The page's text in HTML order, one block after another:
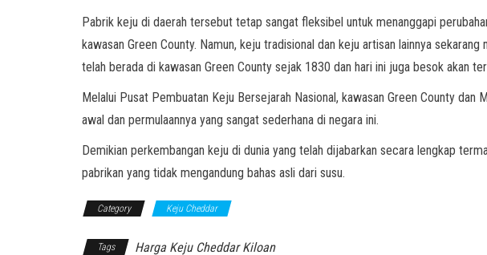
Pabrik keju di daerah tersebut tetap sangat fleksibel untuk menanggapi
kawasan Green County. Namun, keju tradisional dan keju artisan lainnya
telah berada di kawasan Green County sejak 1830 dan hari ini juga besok akan
Melalui Pusat Pembuatan Keju Bersejarah Nasional, kawasan Green County
awal dan permulaannya yang sangat sederhana di negara ini.
Demikian perkembangan keju di dunia yang telah dijabarkan secara lengkap
pabrikan yang tidak mengandung bahas asli dari susu.
Category Keju Cheddar
Tags Harga Keju Cheddar Kiloan